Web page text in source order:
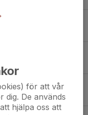
matchdag
för att vår
dig. De används
hjälpa oss att